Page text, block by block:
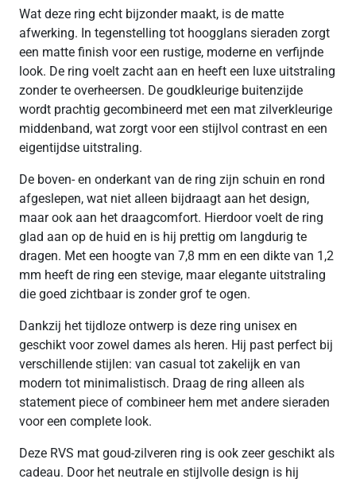
Wat deze ring echt bijzonder maakt, is de matte
afwerking. In tegenstelling tot hoogglans sieraden zorgt
een matte finish voor een rustige, moderne en verfijnde
look. De ring voelt zacht aan en heeft een luxe uitstraling
zonder te overheersen. De goudkleurige buitenzijde
wordt prachtig gecombineerd met een mat zilverkleurige
middenband, wat zorgt voor een stijlvol contrast en een
eigentijdse uitstraling.
De boven- en onderkant van de ring zijn schuin en rond
afgeslepen, wat niet alleen bijdraagt aan het design,
maar ook aan het draagcomfort. Hierdoor voelt de ring
glad aan op de huid en is hij prettig om langdurig te
dragen. Met een hoogte van 7,8 mm en een dikte van 1,2
mm heeft de ring een stevige, maar elegante uitstraling
die goed zichtbaar is zonder grof te ogen.
Dankzij het tijdloze ontwerp is deze ring unisex en
geschikt voor zowel dames als heren. Hij past perfect bij
verschillende stijlen: van casual tot zakelijk en van
modern tot minimalistisch. Draag de ring alleen als
statement piece of combineer hem met andere sieraden
voor een complete look.
Deze RVS mat goud-zilveren ring is ook zeer geschikt als
cadeau. Door het neutrale en stijlvolle design is hij